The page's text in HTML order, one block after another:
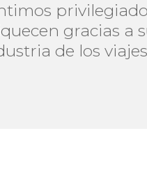
gracias
de los